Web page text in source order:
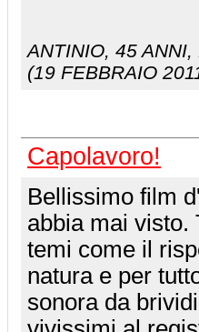
ANTINIO, 45 ANNI,
(19 FEBBRAIO
Capolavoro!
Bellissimo film
abbia mai visto.
temi come il
natura e per
sonora da